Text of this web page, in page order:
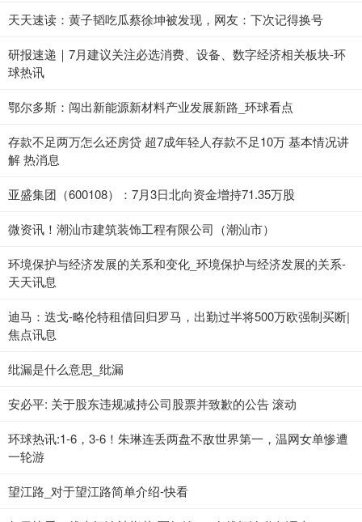
天天速读：黄子韬吃瓜蔡徐坤被发现，网友：下次记得换号
研报速递｜7月建议关注必选消费、设备、数字经济相关板块-环
球热讯
鄂尔多斯：闯出新能源新材料产业发展新路_环球看点
存款不足两万怎么还房贷 超7成年轻人存款不足10万 基本情况讲
解 热消息
亚盛集团（600108）：7月3日北向资金增持71.35万股
微资讯！潮汕市建筑装饰工程有限公司（潮汕市）
环境保护与经济发展的关系和变化_环境保护与经济发展的关系-
天天讯息
迪马：迭戈-略伦特租借回归罗马，出勤过半将500万欧强制买断|
焦点讯息
纰漏是什么意思_纰漏
安必平: 关于股东违规减持公司股票并致歉的公告 滚动
环球热讯:1-6，3-6！朱琳连丢两盘不敌世界第一，温网女单惨遭
一轮游
望江路_对于望江路简单介绍-快看